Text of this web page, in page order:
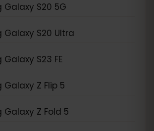
Galaxy S20 5G
Galaxy S20 Ultra
S23 FE
Z Flip 5
Galaxy Z Fold 5